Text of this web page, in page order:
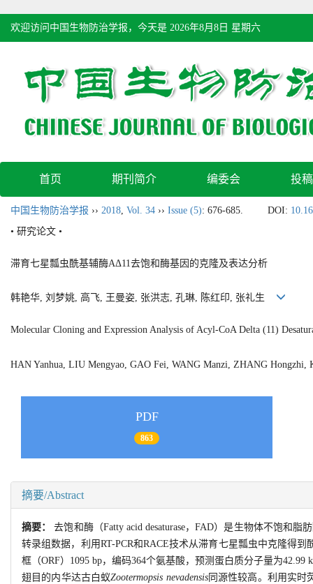
欢迎访问中国生物防治学报，今天是 2026年8月8日 星期六
首页 期刊简介 编委会 投
中国生物防治学报 ›› 2018, Vol. 34 ›› Issue (5): 676-685. DOI:
• 研究论文 •
滞育七星瓢虫酰基辅酶AΔ11去饱和酶基因的克隆及表达分析
韩艳华, 刘梦姚, 高飞, 王曼姿, 张洪志, 孔琳, 陈红印, 张礼生
Molecular Cloning and Expression Analysis of Acyl-CoA Delta (11)
HAN Yanhua, LIU Mengyao, GAO Fei, WANG Manzi, ZHANG
PDF
863
摘要/Abstract
摘要：去饱和酶（Fatty acid desaturase，FAD）是生物体不饱和
转录组数据，利用RT-PCR和RACE技术从滞育七星瓢虫中克隆得
框（ORF）1095 bp，编码364个氨基酸，预测蛋白质分子量为
翅目的内华达古白蚁Zootermopsis nevadensis同源性较高。利用实时